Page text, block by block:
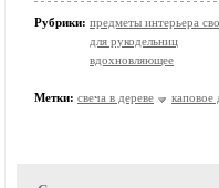
Рубрики: предметы интерьера
для рукодельниц
вдохновляющее
Метки: свеча в дереве каповое